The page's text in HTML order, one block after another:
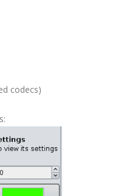
codecs)